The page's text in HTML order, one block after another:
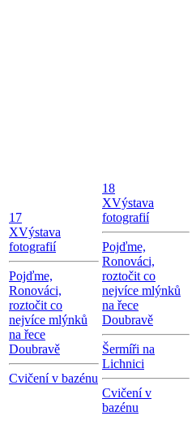
17
XVýstava
fotografií
Pojďme,
Ronováci,
roztočit co
nejvíce mlýnků
na řece
Doubravě
Cvičení v bazénu
18
XVýstava
fotografií
Pojďme,
Ronováci,
roztočit co
nejvíce mlýnků
na řece
Doubravě
Šermíři na
Lichnici
Cvičení v
bazénu